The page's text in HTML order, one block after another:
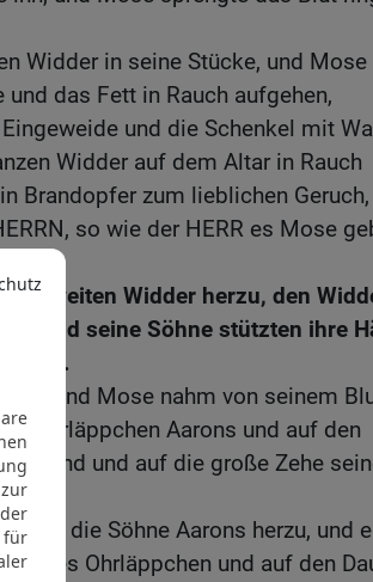
Widder in seine Stücke, und
das Fett in Rauch aufgehen,
und die Schenkel mit
Widder auf dem Altar in Rauch
Brandopfer zum lieblichen
so wie der HERR es Mose
zweiten Widder herzu, den
und seine Söhne stützten ihre
ihn, und Mose nahm von seinem
Ohrläppchen Aarons und auf den
Hand und auf die große Zehe
auch die Söhne Aarons herzu, und
Ohrläppchen und auf den